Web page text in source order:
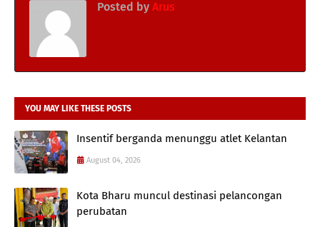
Posted by Arus
YOU MAY LIKE THESE POSTS
Insentif berganda menunggu atlet Kelantan
August 04, 2026
Kota Bharu muncul destinasi pelancongan
perubatan